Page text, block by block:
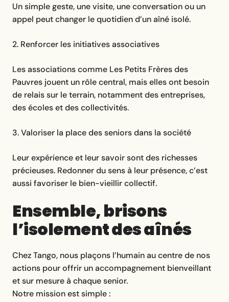
Un simple geste, une visite, une conversation ou un
appel peut changer le quotidien d’un aîné isolé.
2. Renforcer les initiatives associatives
Les associations comme Les Petits Frères des
Pauvres jouent un rôle central, mais elles ont besoin
de relais sur le terrain, notamment des entreprises,
des écoles et des collectivités.
3. Valoriser la place des seniors dans la société
Leur expérience et leur savoir sont des richesses
précieuses. Redonner du sens à leur présence, c’est
aussi favoriser le bien-vieillir collectif.
Ensemble, brisons
l’isolement des aînés
Chez Tango, nous plaçons l’humain au centre de nos
actions pour offrir un accompagnement bienveillant
et sur mesure à chaque senior.
Notre mission est simple :